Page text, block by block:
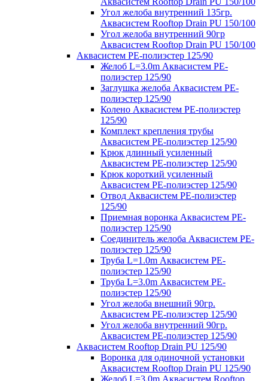
Угол желоба внутренний 135гр.
Аквасистем Rooftop Drain PU 150/100
Угол желоба внутренний 90гр
Аквасистем Rooftop Drain PU 150/100
Аквасистем PE-полиэстер 125/90
Желоб L=3.0m Аквасистем PE-
полиэстер 125/90
Заглушка желоба Аквасистем PE-
полиэстер 125/90
Колено Аквасистем PE-полиэстер
125/90
Комплект крепления трубы
Аквасистем PE-полиэстер 125/90
Крюк длинный усиленный
Аквасистем PE-полиэстер 125/90
Крюк короткий усиленный
Аквасистем PE-полиэстер 125/90
Отвод Аквасистем РЕ-полиэстер
125/90
Приемная воронка Аквасистем PE-
полиэстер 125/90
Соединитель желоба Аквасистем PE-
полиэстер 125/90
Труба L=1.0m Аквасистем PE-
полиэстер 125/90
Труба L=3.0m Аквасистем PE-
полиэстер 125/90
Угол желоба внешний 90гр.
Аквасистем PE-полиэстер 125/90
Угол желоба внутренний 90гр.
Аквасистем PE-полиэстер 125/90
Аквасистем Rooftop Drain PU 125/90
Воронка для одиночной установки
Аквасистем Rooftop Drain PU 125/90
Желоб L=3.0m Аквасистем Rooftop